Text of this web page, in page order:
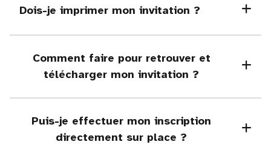
Dois-je imprimer mon invitation ?
Comment faire pour retrouver et
télécharger mon invitation ?
Puis-je effectuer mon inscription
directement sur place ?